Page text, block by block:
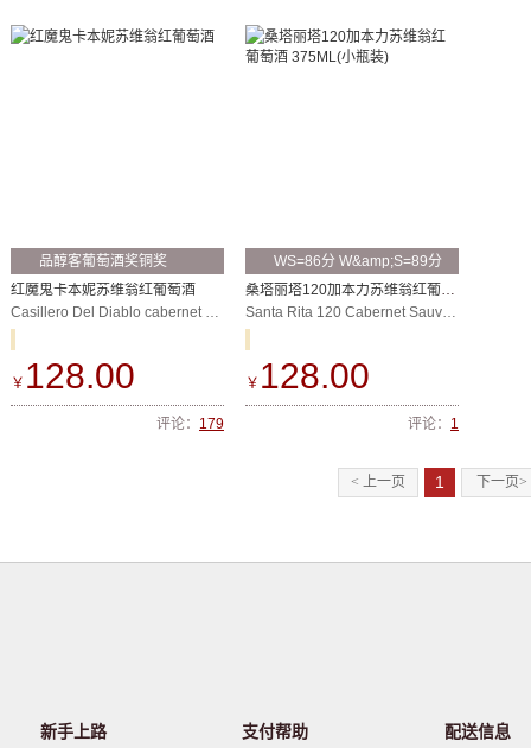
品醇客葡萄酒奖铜奖
2010TOP10第三
红魔鬼卡本妮苏维翁红葡萄酒
Casillero Del Diablo cabernet sauvignon
￥ 128.00
评论： 179
WS=86分 W&amp;S=89分
WE=86分
桑塔丽塔120加本力苏维翁红葡萄酒 375ML(小瓶装)
Santa Rita 120 Cabernet Sauvignon
￥ 128.00
评论： 1
< 上一页 1 下一页>
新手上路 支付帮助 配送信息